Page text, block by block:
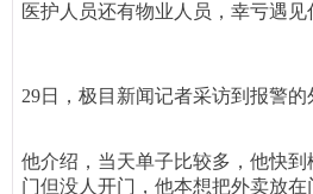
医护人员还有物业人员，幸亏遇
29日，极目新闻记者采访到报警
他介绍，当天单子比较多，他快
门但没人开门，他本想把外卖放在